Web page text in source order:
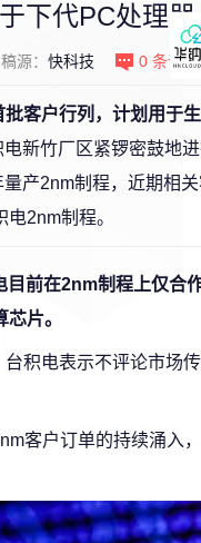
下代PC处理器
稿源： 快科技 0 条评论
客户行列，计划用于
新竹厂区紧锣密鼓地
产2nm制程，近期相
2nm制程。
目前在2nm制程上仅合
片。
积电表示不评论市场
客户订单的持续涌入